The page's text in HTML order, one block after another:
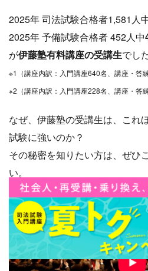
2025年 司法試験合格者1,581人
2025年 予備試験合格者 452人中
が伊藤塾有料講座の受講生でした
※1（講座内訳：入門講座640名、講座・答
※2（講座内訳：入門講座228名、講座・答
なぜ、伊藤塾の受講生は、これ
試験に強いのか？
その秘密を知りたい方は、ぜひ
い。